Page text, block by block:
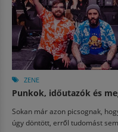
ZENE
Punkok, időutazók és
Sokan már azon picsognak,
úgy döntött, erről tudomást